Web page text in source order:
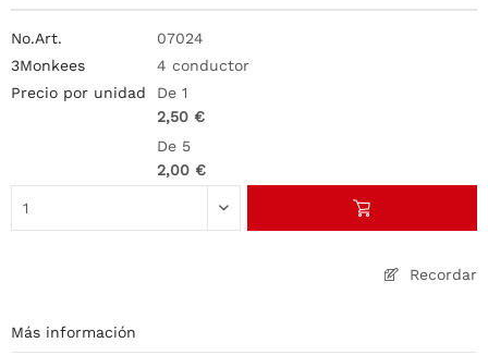
Recordar
07024
4 conductor
De 1
2,50 €
De 5
2,00 €
Más información